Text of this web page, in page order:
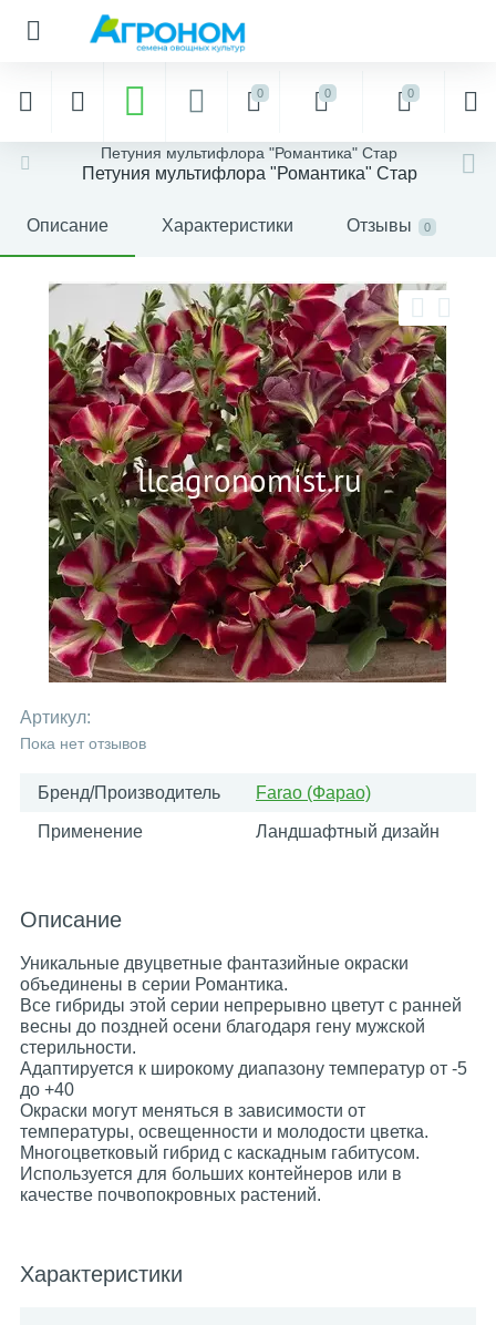
0 0 0
Петуния мультифлора "Романтика" Стар
Петуния мультифлора "Романтика" Стар
Описание Характеристики Отзывы 0
Артикул:
Пока нет отзывов
Бренд/Производитель Farao (Фарао)
Применение Ландшафтный дизайн
Описание
Уникальные двуцветные фантазийные окраски
объединены в серии Романтика.
Все гибриды этой серии непрерывно цветут с ранней
весны до поздней осени благодаря гену мужской
стерильности.
Адаптируется к широкому диапазону температур от -5
до +40
Окраски могут меняться в зависимости от
температуры, освещенности и молодости цветка.
Многоцветковый гибрид с каскадным габитусом.
Используется для больших контейнеров или в
качестве почвопокровных растений.
Характеристики